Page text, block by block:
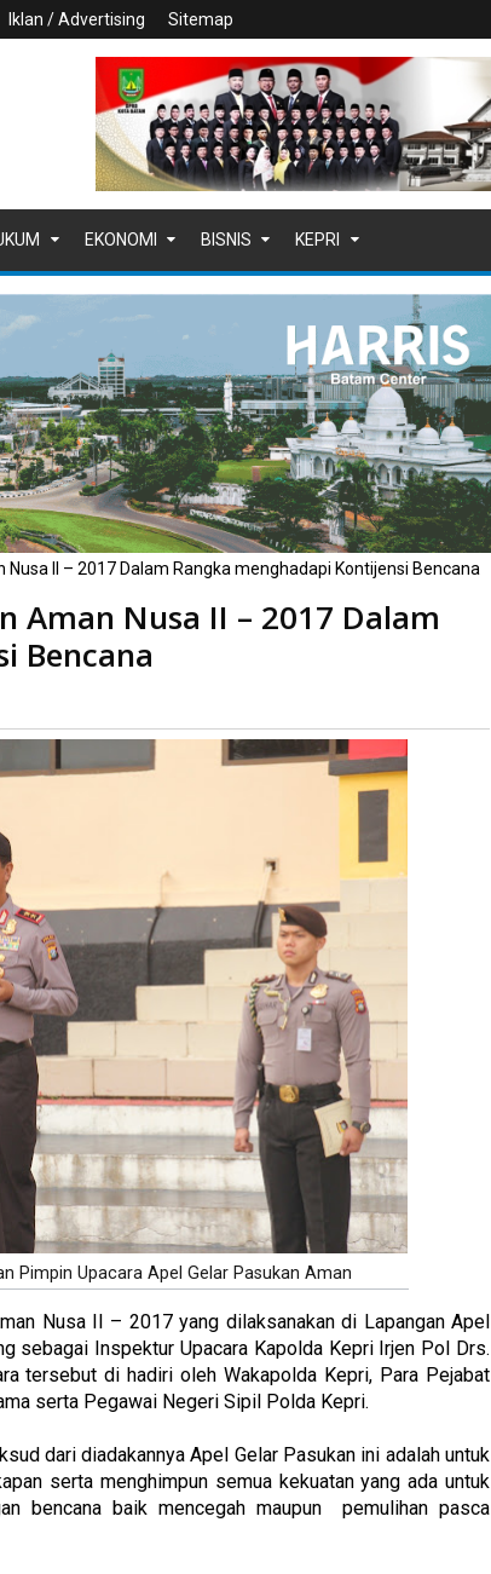
Iklan / Advertising Sitemap
EKONOMI BISNIS KEPRI
Nusa II – 2017 Dalam Rangka menghadapi Kontijensi Bencana
Aman Nusa II – 2017 Dalam
Bencana
Pimpin Upacara Apel Gelar Pasukan Aman
Nusa II – 2017 yang dilaksanakan di Lapangan Apel
sebagai Inspektur Upacara Kapolda Kepri Irjen Pol Drs.
tersebut di hadiri oleh Wakapolda Kepri, Para Pejabat
serta Pegawai Negeri Sipil Polda Kepri.
dari diadakannya Apel Gelar Pasukan ini adalah untuk
serta menghimpun semua kekuatan yang ada untuk
bencana baik mencegah maupun pemulihan pasca